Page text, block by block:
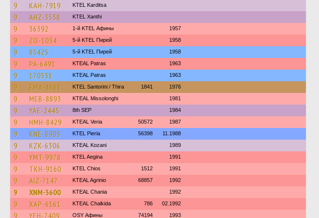
9 KAH-7919 ΚΤΕL Karditsa
9 AHZ-3538 KTEL Xanthi
9 36392 1-й KTEL Афины 1957
9 ZO-1034 5-й KTEL Пирей 1958
9 85425 5-й KTEL Пирей 1958
9 PA-6491 KTEAL Patras 1963
9 170531 KTEAL Patras 1963
9 EMA-4888 KTEL Santorini / Thira 1841 1976
9 MEB-8893 KTEAL Missolonghi 1981
9 YAE-2445 8th SEP 1984
9 HMH-8429 KTEAL Veria 50572 1987
9 KNE-8909 KTEL Pieria 56398 11.1988
9 KZK-6306 KTEAL Kozani 1989
9 YMT-9978 KTEL Aegina 1991
9 TKH-9160 KTEL Chios 1512 1991
9 AIZ-7147 KTEAL Agrinio 68857 1992
9 XNM-3600 KTEAL Chania 1992
9 XAP-6161 KTEAL Chalkida 786 02.1992
9 YEH-7409 OSY Афины 74194 1993